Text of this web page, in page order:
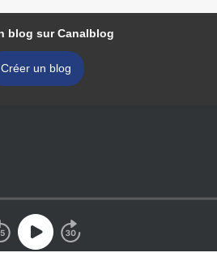
blog sur Canalblog
Créer un blog